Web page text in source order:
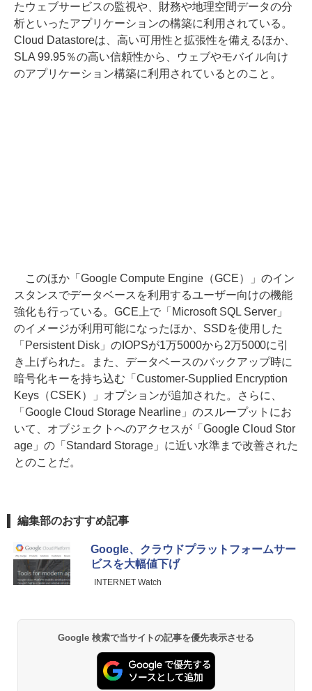
たウェブサービスの監視や、財務や地理空間データの分
析といったアプリケーションの構築に利用されている。
Cloud Datastoreは、高い可用性と拡張性を備えるほか、
SLA 99.95％の高い信頼性から、ウェブやモバイル向け
のアプリケーション構築に利用されているとのこと。
このほか「Google Compute Engine（GCE）」のイン
スタンスでデータベースを利用するユーザー向けの機能
強化も行っている。GCE上で「Microsoft SQL Server」
のイメージが利用可能になったほか、SSDを使用した
「Persistent Disk」のIOPSが1万5000から2万5000に引
き上げられた。また、データベースのバックアップ時に
暗号化キーを持ち込む「Customer-Supplied Encryption
Keys（CSEK）」オプションが追加された。さらに、
「Google Cloud Storage Nearline」のスループットにお
いて、オブジェクトへのアクセスが「Google Cloud Stor
age」の「Standard Storage」に近い水準まで改善された
とのことだ。
編集部のおすすめ記事
Google、クラウドプラットフォームサー
ビスを大幅値下げ
INTERNET Watch
Google 検索で当サイトの記事を優先表示させる